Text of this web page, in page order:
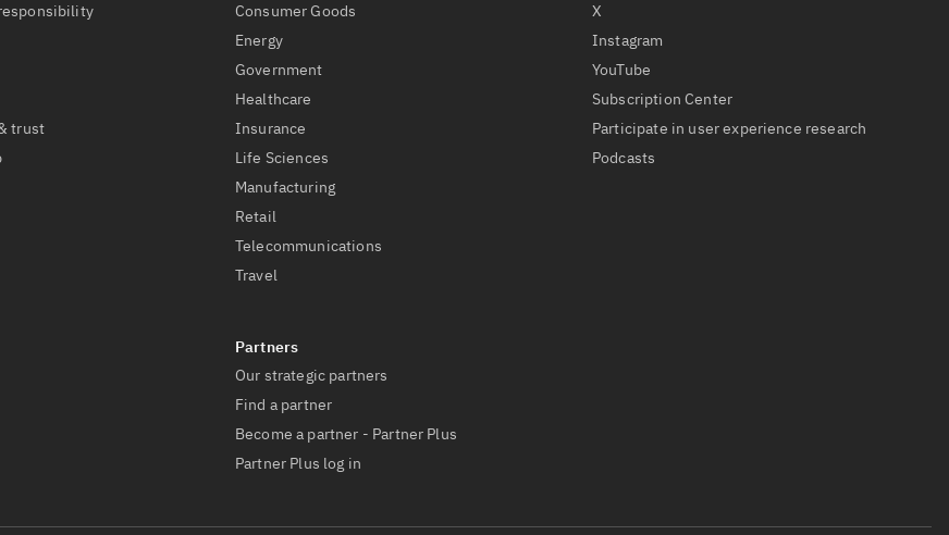
trust
Consumer Goods
Energy
Government
Healthcare
Insurance
Life Sciences
Manufacturing
Retail
Telecommunications
Travel
Our strategic partners
Find a partner
Become a partner - Partner Plus
Partner Plus log in
X
Instagram
YouTube
Subscription Center
Participate in user experience research
Podcasts